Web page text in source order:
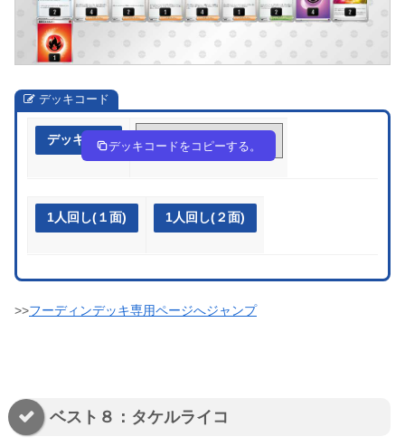
デッキコード
デッキ作成 pyyMM3-zLEVh3-2Syy3y
デッキコードをコピーする。
1人回し(１面) 1人回し(２面)
>>フーディンデッキ専用ページへジャンプ
ベスト８：タケルライコ